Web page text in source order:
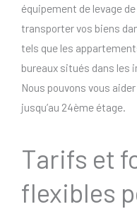
équipement de levage
transporter vos biens
tels que les
bureaux situés dans les
Nous pouvons vous
jusqu’au 24ème étage.
Tarifs et
flexibles